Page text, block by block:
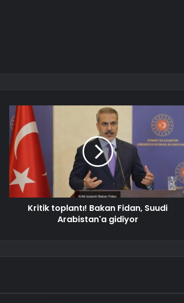
Kritik toplantı! Bakan Fidan, Suudi
Arabistan'a gidiyor